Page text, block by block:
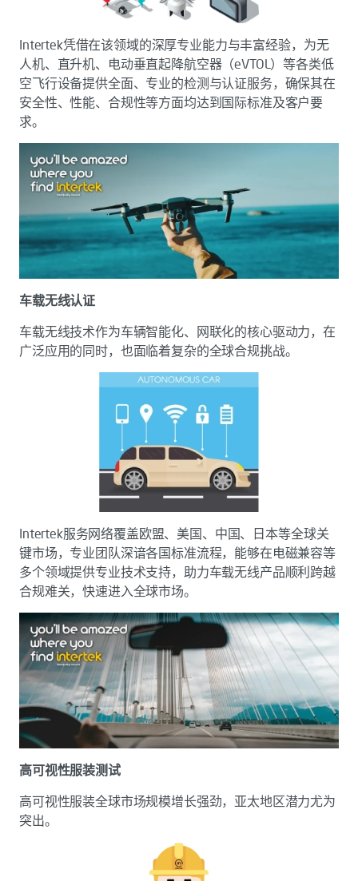
Intertek凭借在该领域的深厚专业能力与丰富经验，为无
人机、直升机、电动垂直起降航空器（eVTOL）等各类低
空飞行设备提供全面、专业的检测与认证服务，确保其在
安全性、性能、合规性等方面均达到国际标准及客户要
求。
车载无线认证
车载无线技术作为车辆智能化、网联化的核心驱动力，在
广泛应用的同时，也面临着复杂的全球合规挑战。
Intertek服务网络覆盖欧盟、美国、中国、日本等全球关
键市场，专业团队深谙各国标准流程，能够在电磁兼容等
多个领域提供专业技术支持，助力车载无线产品顺利跨越
合规难关，快速进入全球市场。
高可视性服装测试
高可视性服装全球市场规模增长强劲，亚太地区潜力尤为
突出。